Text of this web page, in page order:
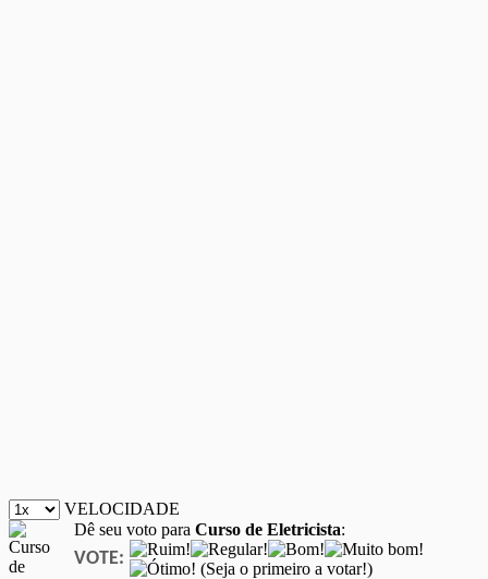
VELOCIDADE
Dê seu voto para Curso de Eletricista:
VOTE:
(Seja o primeiro a votar!)